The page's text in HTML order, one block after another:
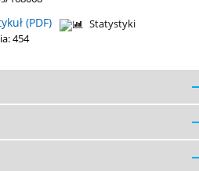
(PDF)
Statystyki
454